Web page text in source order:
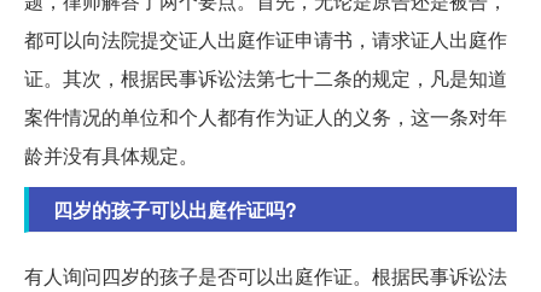
都可以向法院提交证人出庭作证申请书，请求证人出庭作
证。其次，根据民事诉讼法第七十二条的规定，凡是知道
案件情况的单位和个人都有作为证人的义务，这一条对年
龄并没有具体规定。
四岁的孩子可以出庭作证吗?
有人询问四岁的孩子是否可以出庭作证。根据民事诉讼法